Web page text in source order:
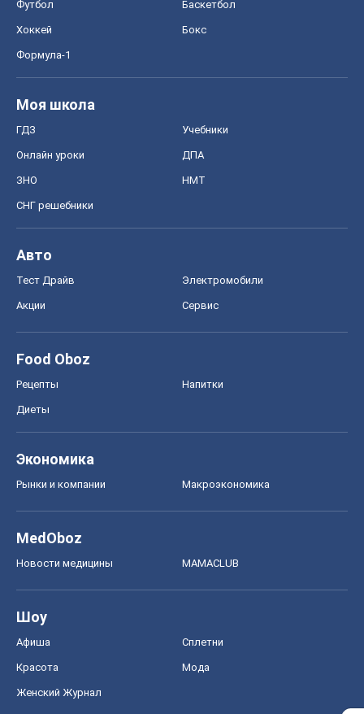
Футбол Баскетбол
Хоккей Бокс
Формула-1
Моя школа
ГДЗ Учебники
Онлайн уроки ДПА
ЗНО НМТ
СНГ решебники
Авто
Тест Драйв Электромобили
Акции Сервис
Food Oboz
Рецепты Напитки
Диеты
Экономика
Рынки и компании Mакроэкономика
MedOboz
Новости медицины MAMACLUB
Шоу
Афиша Сплетни
Красота Мода
Женский Журнал